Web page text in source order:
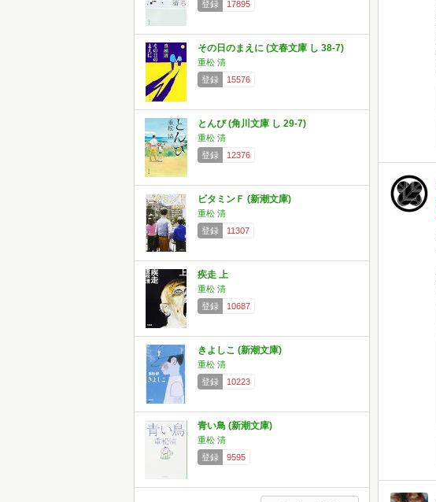
登録
17895
その日のまえに (文春文庫 し 38-7)
重松 清
登録
15576
とんび (角川文庫 し 29-7)
重松 清
登録
12376
ビタミンＦ (新潮文庫)
重松 清
登録
11307
疾走 上
重松 清
登録
10687
きよしこ (新潮文庫)
重松 清
登録
10223
青い鳥 (新潮文庫)
重松 清
登録
9595